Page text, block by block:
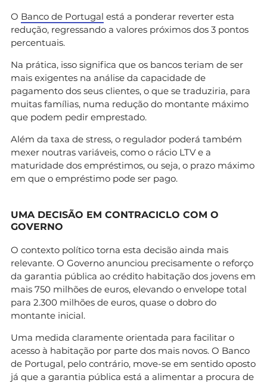
O Banco de Portugal está a ponderar reverter esta
redução, regressando a valores próximos dos 3 pontos
percentuais.
Na prática, isso significa que os bancos teriam de ser
mais exigentes na análise da capacidade de
pagamento dos seus clientes, o que se traduziria, para
muitas famílias, numa redução do montante máximo
que podem pedir emprestado.
Além da taxa de stress, o regulador poderá também
mexer noutras variáveis, como o rácio LTV e a
maturidade dos empréstimos, ou seja, o prazo máximo
em que o empréstimo pode ser pago.
UMA DECISÃO EM CONTRACICLO COM O
GOVERNO
O contexto político torna esta decisão ainda mais
relevante. O Governo anunciou precisamente o reforço
da garantia pública ao crédito habitação dos jovens em
mais 750 milhões de euros, elevando o envelope total
para 2.300 milhões de euros, quase o dobro do
montante inicial.
Uma medida claramente orientada para facilitar o
acesso à habitação por parte dos mais novos. O Banco
de Portugal, pelo contrário, move-se em sentido oposto
já que a garantia pública está a alimentar a procura de